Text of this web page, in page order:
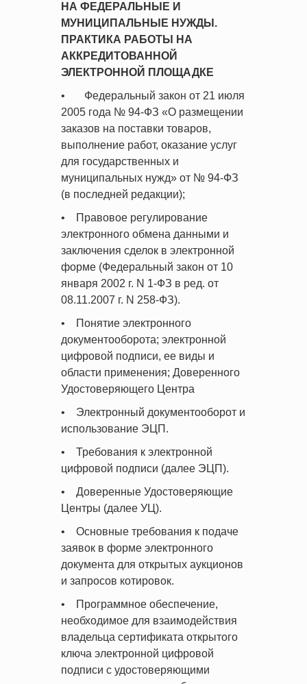
НА ФЕДЕРАЛЬНЫЕ И
МУНИЦИПАЛЬНЫЕ НУЖДЫ.
ПРАКТИКА РАБОТЫ НА
АККРЕДИТОВАННОЙ
ЭЛЕКТРОННОЙ ПЛОЩАДКЕ
• Федеральный закон от 21 июля
2005 года № 94-ФЗ «О размещении
заказов на поставки товаров,
выполнение работ, оказание услуг
для государственных и
муниципальных нужд» от № 94-ФЗ
(в последней редакции);
• Правовое регулирование
электронного обмена данными и
заключения сделок в электронной
форме (Федеральный закон от 10
января 2002 г. N 1-ФЗ в ред. от
08.11.2007 г. N 258-ФЗ).
• Понятие электронного
документооборота; электронной
цифровой подписи, ее виды и
области применения; Доверенного
Удостоверяющего Центра
• Электронный документооборот и
использование ЭЦП.
• Требования к электронной
цифровой подписи (далее ЭЦП).
• Доверенные Удостоверяющие
Центры (далее УЦ).
• Основные требования к подаче
заявок в форме электронного
документа для открытых аукционов
и запросов котировок.
• Программное обеспечение,
необходимое для взаимодействия
владельца сертификата открытого
ключа электронной цифровой
подписи с удостоверяющими